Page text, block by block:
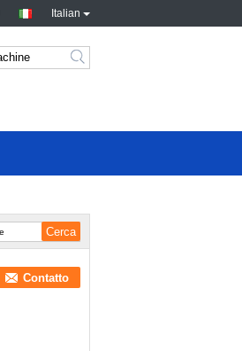
Italian
Contatto